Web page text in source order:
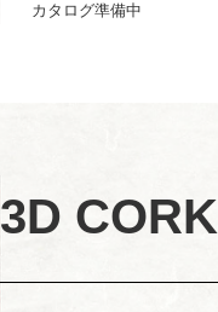
カタログ準備中
3D CORK